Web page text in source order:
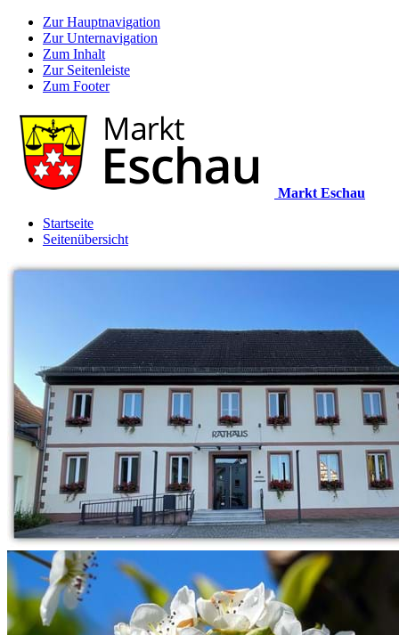
Zur Hauptnavigation
Zur Unternavigation
Zum Inhalt
Zur Seitenleiste
Zum Footer
Markt Eschau
Startseite
Seitenübersicht